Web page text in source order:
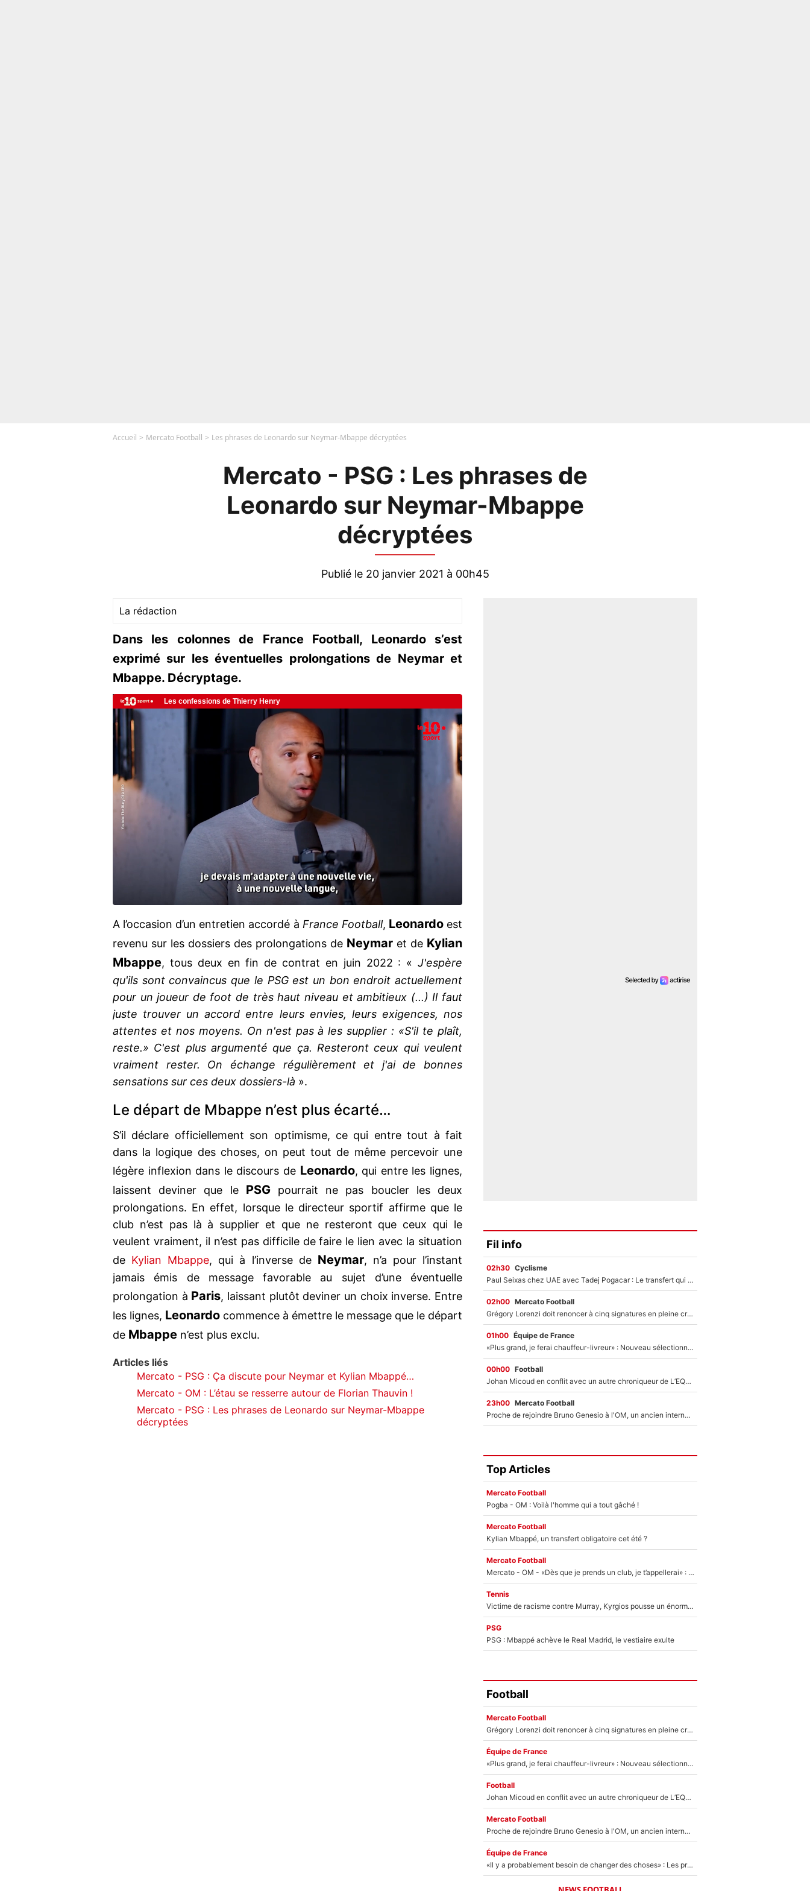
Accueil Mercato Football Les phrases de Leonardo sur Neymar-Mbappe décryptées
Mercato - PSG : Les phrases de
Leonardo sur Neymar-Mbappe
décryptées
Publié le 20 janvier 2021 à 00h45
La rédaction
Dans les colonnes de France Football, Leonardo s’est
exprimé sur les éventuelles prolongations de Neymar et
Mbappe. Décryptage.
A l’occasion d’un entretien accordé à France Football, Leonardoest
revenu sur les dossiers des prolongations de Neymar et de Kylian
Mbappe, tous deux en fin de contrat en juin 2022 : « J'espère
qu'ils sont convaincus que le PSG est un bon endroit actuellement
pour un joueur de foot de très haut niveau et ambitieux (...) Il faut
juste trouver un accord entre leurs envies, leurs exigences, nos
attentes et nos moyens. On n'est pas à les supplier : «S'il te plaît,
reste.» C'est plus argumenté que ça. Resteront ceux qui veulent
vraiment rester. On échange régulièrement et j'ai de bonnes
sensations sur ces deux dossiers-là ».
Le départ de Mbappe n’est plus écarté…
S’il déclare officiellement son optimisme, ce qui entre tout à fait
dans la logique des choses, on peut tout de même percevoir une
légère inflexion dans le discours de Leonardo, qui entre les lignes,
laissent deviner que le PSGpourrait ne pas boucler les deux
prolongations. En effet, lorsque le directeur sportif affirme que le
club n’est pas là à supplier et que ne resteront que ceux qui le
veulent vraiment, il n’est pas difficile de faire le lien avec la situation
de Kylian Mbappe, qui à l’inverse de Neymar, n’a pour l’instant
jamais émis de message favorable au sujet d’une éventuelle
prolongation à Paris, laissant plutôt deviner un choix inverse. Entre
les lignes, Leonardo commence à émettre le message que le départ
de Mbappe n’est plus exclu.
Articles liés
Mercato - PSG : Ça discute pour Neymar et Kylian Mbappé…
Mercato - OM : L’étau se resserre autour de Florian Thauvin !
Mercato - PSG : Les phrases de Leonardo sur Neymar-Mbappe
décryptées
Fil info
02h30 Cyclisme
Paul Seixas chez UAE avec Tadej Pogacar : Le transfert qui effraie le peloton, «c’est la pire des choses qui puisse arriver»
02h00 Mercato Football
Grégory Lorenzi doit renoncer à cinq signatures en pleine crise financière : L’IA propose sept noms à l’OM pour un mercato réussi... à seulement 5M€ !
01h00 Équipe de France
«Plus grand, je ferai chauffeur-livreur» : Nouveau sélectionneur des Bleus, Zinédine Zidane s’était imaginé un avenir très différent lorsqu'il était enfant
00h00 Football
Johan Micoud en conflit avec un autre chroniqueur de L’EQUIPE du Soir : «Pendant un moment, je ne les ai pas remis ensemble dans l'émission»
23h00 Mercato Football
Proche de rejoindre Bruno Genesio à l'OM, un ancien international français va finalement débarquer... sur RMC !
Top Articles
Mercato Football
Pogba - OM : Voilà l'homme qui a tout gâché !
Mercato Football
Kylian Mbappé, un transfert obligatoire cet été ?
Mercato Football
Mercato - OM - «Dès que je prends un club, je t’appellerai» : La promesse de Marcelino au moment de claquer la porte
Tennis
Victime de racisme contre Murray, Kyrgios pousse un énorme coup de gueule !
PSG
PSG : Mbappé achève le Real Madrid, le vestiaire exulte
Football
Mercato Football
Grégory Lorenzi doit renoncer à cinq signatures en pleine crise financière : L’IA propose sept noms à l’OM pour un mercato réussi... à seulement 5M€ !
Équipe de France
«Plus grand, je ferai chauffeur-livreur» : Nouveau sélectionneur des Bleus, Zinédine Zidane s’était imaginé un avenir très différent lorsqu'il était enfant
Football
Johan Micoud en conflit avec un autre chroniqueur de L’EQUIPE du Soir : «Pendant un moment, je ne les ai pas remis ensemble dans l'émission»
Mercato Football
Proche de rejoindre Bruno Genesio à l'OM, un ancien international français va finalement débarquer... sur RMC !
Équipe de France
«Il y a probablement besoin de changer des choses» : Les premiers changements de Zinedine Zidane en équipe de France sont révélés ?